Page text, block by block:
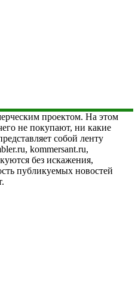
проектом. На этом
не покупают, ни какие
собой ленту
kommersant.ru,
без искажения,
публикуемых новостей